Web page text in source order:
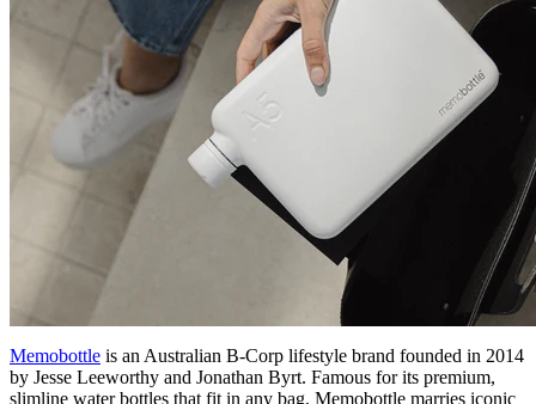
Memobottle is an Australian B-Corp lifestyle brand founded in 2014
by Jesse Leeworthy and Jonathan Byrt. Famous for its premium,
slimline water bottles that fit in any bag, Memobottle marries iconic